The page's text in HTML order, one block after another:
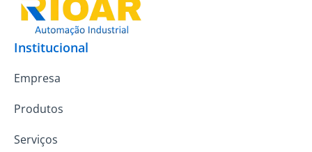
Institucional
Empresa
Produtos
Serviços